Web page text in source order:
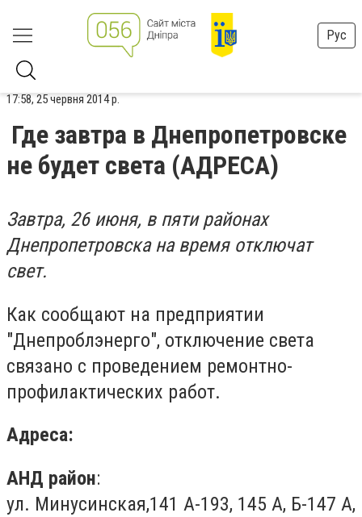
Рус
17:58, 25 червня 2014 р.
Где завтра в Днепропетровске
не будет света (АДРЕСА)
Завтра, 26 июня, в пяти районах
Днепропетровска на время отключат
свет.
Как сообщают на предприятии
"Днепроблэнерго", отключение света
связано с проведением ремонтно-
профилактических работ.
Адреса:
АНД район:
ул. Минусинская,141 А-193, 145 А, Б-147 А,